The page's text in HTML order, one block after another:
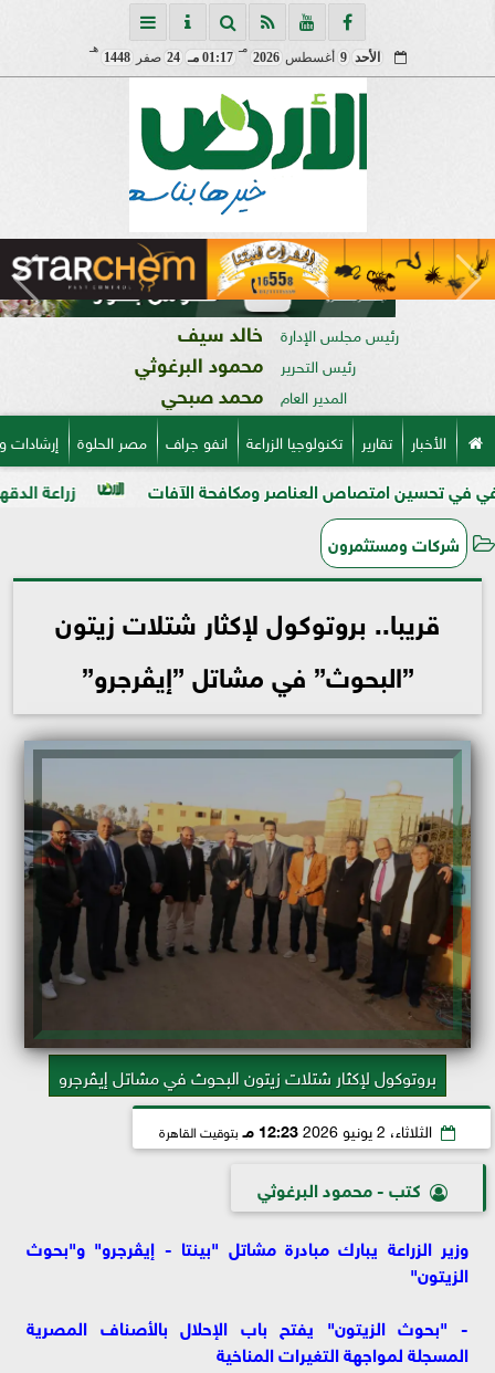
الأحد 9 أغسطس2026
مـ
01:17 مـ 24 صفر1448
هـ
رئيس مجلس الإدارة خالد سيف
رئيس التحرير محمود البرغوثي
المدير العام محمد صبحي
الأخبار تقارير تكنولوجيا الزراعة انفو جراف مصر الحلوة
زراعة الدقهلية تكشف خطة تطوير بنجر السكر.. العناصر ومكافحة الآفات
شركات ومستثمرون
قريبا.. بروتوكول لإكثار شتلات زيتون
”البحوث” في مشاتل ”إيڤرجرو”
بروتوكول لإكثار شتلات زيتون البحوث في مشاتل إيڤرجرو
الثلاثاء، 2 يونيو 2026 12:23 مـ بتوقيت القاهرة
كتب - محمود البرغوثي
وزير الزراعة يبارك مبادرة مشاتل "بينتا - إيڤرجرو" و"بحوث
الزيتون"
- "بحوث الزيتون" يفتح باب الإحلال بالأصناف المصرية
المسجلة لمواجهة التغيرات المناخية